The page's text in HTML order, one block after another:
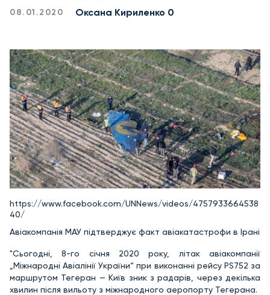
08.01.2020 Оксана Кириленко 0
https://www.facebook.com/UNNews/videos/4757933664538
40/
Авіакомпанія МАУ підтверджує факт авіакатастрофи в Ірані
"Сьогодні, 8-го січня 2020 року, літак авіакомпанії
„Міжнародні Авіалінії України“ при виконанні рейсу PS752 за
маршрутом Тегеран — Київ зник з радарів, через декілька
хвилин після вильоту з міжнародного аеропорту Тегерана.